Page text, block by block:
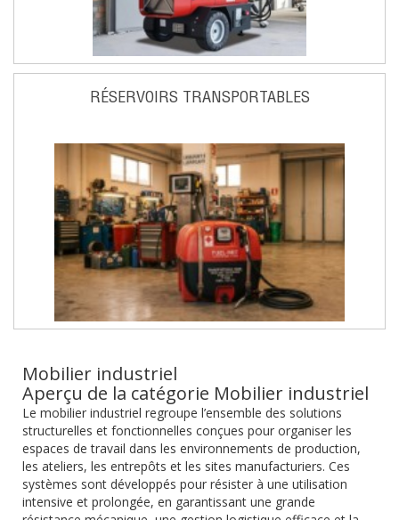
RÉSERVOIRS TRANSPORTABLES
Mobilier industriel
Aperçu de la catégorie Mobilier industriel
Le mobilier industriel regroupe l’ensemble des solutions
structurelles et fonctionnelles conçues pour organiser les
espaces de travail dans les environnements de production,
les ateliers, les entrepôts et les sites manufacturiers. Ces
systèmes sont développés pour résister à une utilisation
intensive et prolongée, en garantissant une grande